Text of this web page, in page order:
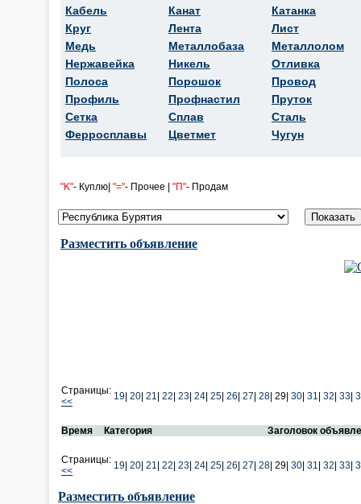
Кабель
Круг
Медь
Нержавейка
Полоса
Профиль
Сетка
Ферросплавы
Канат
Лента
Металлобаза
Никель
Порошок
Профнастил
Сплав
Цветмет
Катанка
Лист
Металлолом
Отливка
Провод
Пруток
Сталь
Чугун
"K"- Куплю| "="- Прочее | "П"- Продам
Разместить объявление
Страницы:
<<
19 20 21 22 23 24 25 26 27 28 29| 30 31 32 33
Время Категория Заголовок
Страницы:
<<
19 20 21 22 23 24 25 26 27 28 29| 30 31 32 33
Разместить объявление